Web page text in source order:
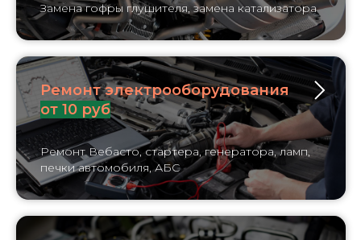
Замена гофры глушителя, замена катализатора
Ремонт электрооборудования
от 10 руб
Ремонт Вебасто, стартера, генератора, ламп,
печки автомобиля, АБС